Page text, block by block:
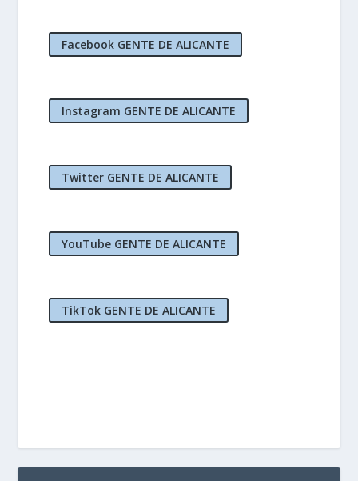
Facebook GENTE DE ALICANTE
Instagram GENTE DE ALICANTE
Twitter GENTE DE ALICANTE
YouTube GENTE DE ALICANTE
TikTok GENTE DE ALICANTE